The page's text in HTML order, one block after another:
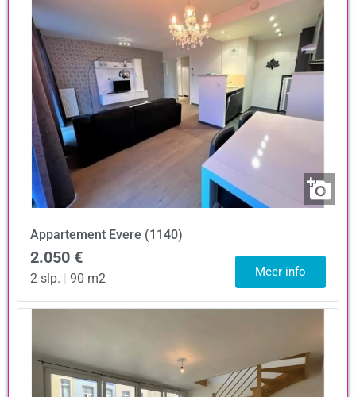
Appartement Evere (1140)
2.050 €
2 slp. | 90 m2 Meer info